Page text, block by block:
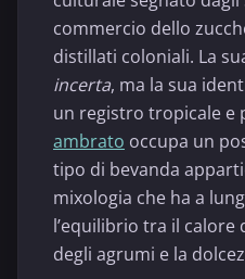
commercio dello
distillati coloniali. La
incerta, ma la sua
un registro tropicale e
ambrato occupa un
tipo di bevanda
mixologia che ha a
l’equilibrio tra il calore
degli agrumi e la